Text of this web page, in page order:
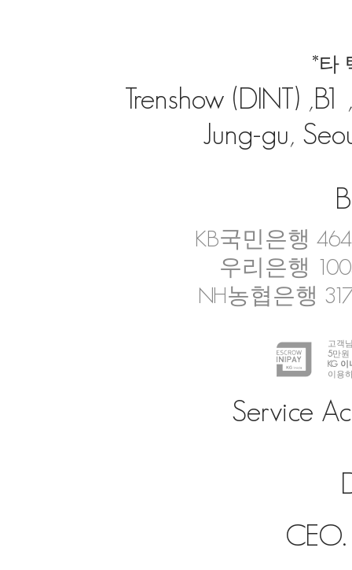
*타
Trenshow (DINT)
Jung-gu,
KB국민은행
우리은행
NH농협은행
고객
5만원
KG 이
이용
Service